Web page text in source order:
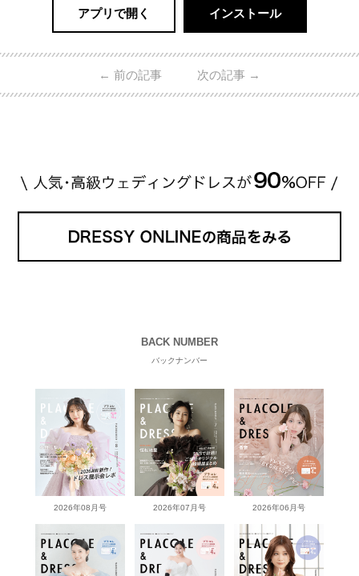
アプリで開く インストール
← 前の記事 次の記事 →
BACK NUMBER
バックナンバー
2026年08月号 2026年07月号 2026年06月号